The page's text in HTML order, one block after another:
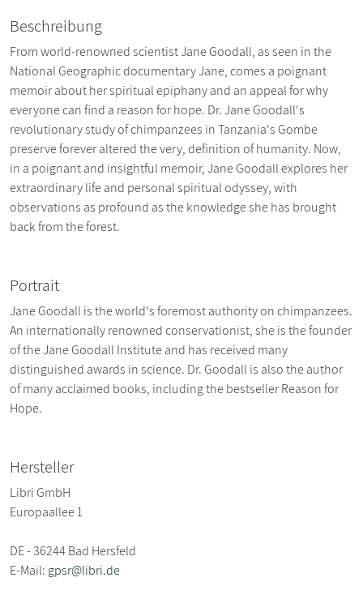
Beschreibung
From world-renowned scientist Jane Goodall, as seen in the
National Geographic documentary Jane, comes a poignant
memoir about her spiritual epiphany and an appeal for why
everyone can find a reason for hope. Dr. Jane Goodall's
revolutionary study of chimpanzees in Tanzania's Gombe
preserve forever altered the very, definition of humanity. Now,
in a poignant and insightful memoir, Jane Goodall explores her
extraordinary life and personal spiritual odyssey, with
observations as profound as the knowledge she has brought
back from the forest.
Portrait
Jane Goodall is the world's foremost authority on chimpanzees.
An internationally renowned conservationist, she is the founder
of the Jane Goodall Institute and has received many
distinguished awards in science. Dr. Goodall is also the author
of many acclaimed books, including the bestseller Reason for
Hope.
Hersteller
Libri GmbH
Europaallee 1
DE - 36244 Bad Hersfeld
E-Mail: gpsr@libri.de